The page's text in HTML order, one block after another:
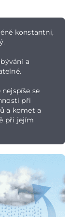
konstantní,
a
se
při
a komet a
při jejím